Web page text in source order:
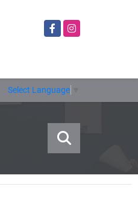
FacebookInstagram
Select Language